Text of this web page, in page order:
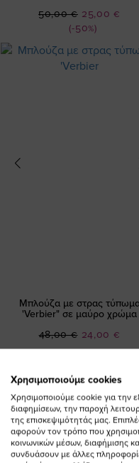
(-50%)
Ειδική
Τιμή
25,00 €
50,00 €
Μπλούζα με στρας
'Verbier" σε μαύρο χρώμα
Ειδική
Τιμή
24,00 €
48,00 €
Χρησιμοποιούμε cookies
Χρησιμοποιούμε cookie για την
διαφημίσεων, την παροχή
της επισκεψιμότητάς μας.
αφορούν τον τρόπο που
κοινωνικών μέσων, διαφήμισης
συνδυάσουν με άλλες